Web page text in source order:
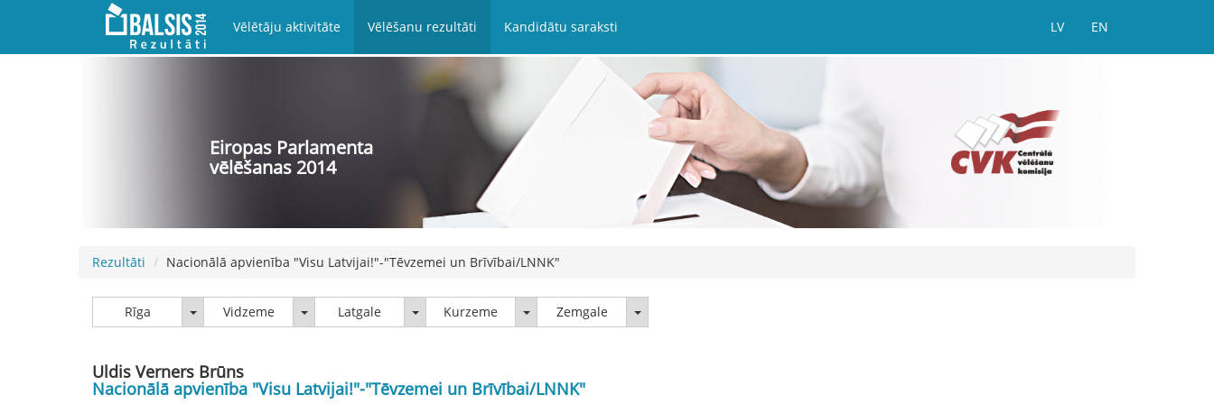
Vēlētāju aktivitāte Vēlēšanu rezultāti Kandidātu saraksti LV EN
Eiropas Parlamenta
vēlēšanas 2014
Rezultāti Nacionālā apvienība "Visu Latvijai!"-"Tēvzemei un Brīvībai/LNNK"
Rīga Rīga Vidzeme VidzemeLatgale LatgaleKurzeme KurzemeZemgale Zemgale
Uldis Verners Brūns
Nacionālā apvienība "Visu Latvijai!"-"Tēvzemei un Brīvībai/LNNK"